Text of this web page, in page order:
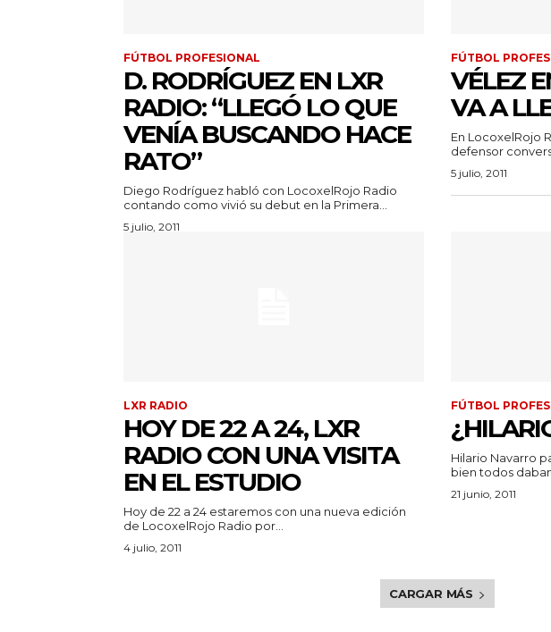
FÚTBOL PROFESIONAL
D. RODRÍGUEZ EN LXR
RADIO: “LLEGÓ LO QUE
VENÍA BUSCANDO HACE
RATO”
Diego Rodríguez habló con LocoxelRojo Radio
contando como vivió su debut en la Primera...
5 julio, 2011
FÚTBOL
VÉLEZ
VA A
En LocoxelRojo
defensor
5 julio, 2011
LXR RADIO
HOY DE 22 A 24, LXR
RADIO CON UNA VISITA
EN EL ESTUDIO
Hoy de 22 a 24 estaremos con una nueva edición
de LocoxelRojo Radio por...
4 julio, 2011
FÚTBOL
Hilario Navarro
bien todos daban
21 junio, 2011
CARGAR MÁS